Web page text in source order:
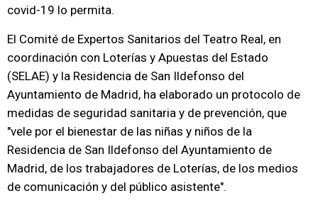
covid-19 lo permita.
El Comité de Expertos Sanitarios del Teatro Real, en
coordinación con Loterías y Apuestas del Estado
(SELAE) y la Residencia de San Ildefonso del
Ayuntamiento de Madrid, ha elaborado un protocolo de
medidas de seguridad sanitaria y de prevención, que
"vele por el bienestar de las niñas y niños de la
Residencia de San Ildefonso del Ayuntamiento de
Madrid, de los trabajadores de Loterías, de los medios
de comunicación y del público asistente".